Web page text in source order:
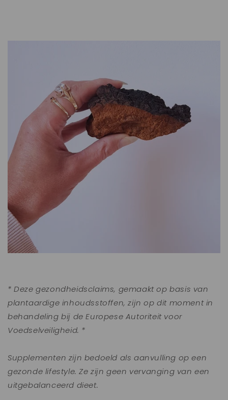
* Deze gezondheidsclaims, gemaakt op basis van
plantaardige inhoudsstoffen, zijn op dit moment in
behandeling bij de Europese Autoriteit voor
Voedselveiligheid. *
Supplementen zijn bedoeld als aanvulling op een
gezonde lifestyle. Ze zijn geen vervanging van een
uitgebalanceerd dieet.